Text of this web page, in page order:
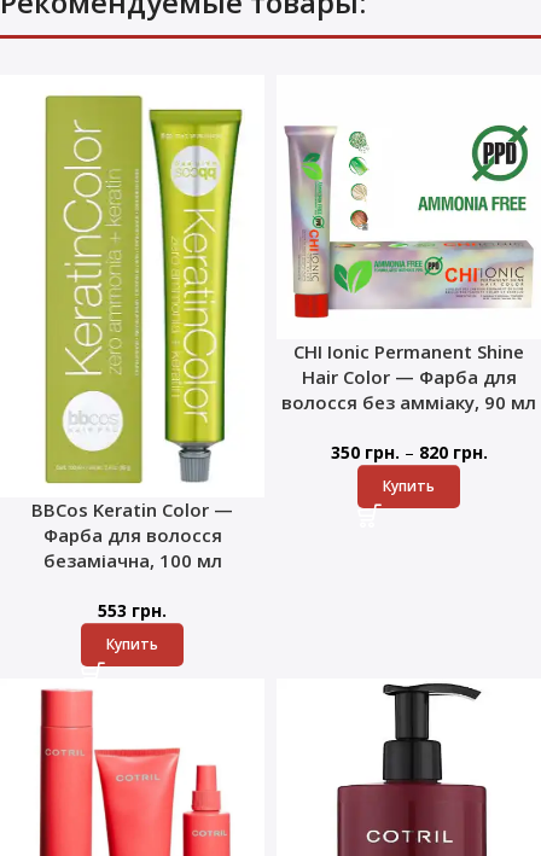
BBCos Keratin Color —
Фарба для волосся
безаміачна, 100 мл
553 грн.
Купить
CHI Ionic Permanent Shine
Hair Color — Фарба для
волосся без амміаку, 90 мл
350 грн. – 820 грн.
Купить